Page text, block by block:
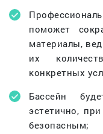
поможет
материалы,
их
конкретных
Бассейн
эстетично,
безопасным;